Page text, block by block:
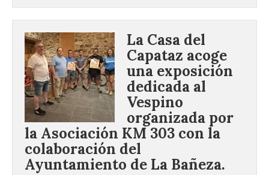
La Casa del
Capataz acoge
una exposición
dedicada al
Vespino
organizada por
la Asociación KM 303 con la
colaboración del
Ayuntamiento de La Bañeza.